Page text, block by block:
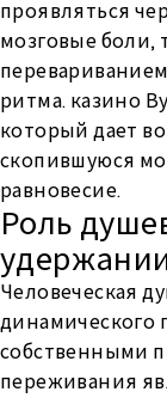
проявляться
мозговые боли,
ритма. казино
который дает
скопившуюся
равновесие.
Роль
Человеческая
динамического
собственными
переживания